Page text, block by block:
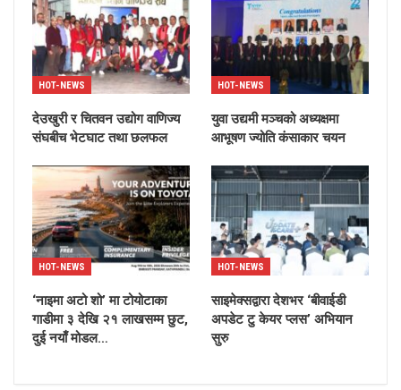
HOT-NEWS
देउखुरी र चितवन उद्योग वाणिज्य
संघबीच भेटघाट तथा छलफल
HOT-NEWS
युवा उद्यमी मञ्चको अध्यक्षमा
आभूषण ज्योति कंसाकार चयन
HOT-NEWS
‘नाइमा अटो शो’ मा टोयोटाका
गाडीमा ३ देखि २१ लाखसम्म छुट,
दुई नयाँ मोडल…
HOT-NEWS
साइमेक्सद्वारा देशभर ‘बीवाईडी
अपडेट टु केयर प्लस’ अभियान
सुरु